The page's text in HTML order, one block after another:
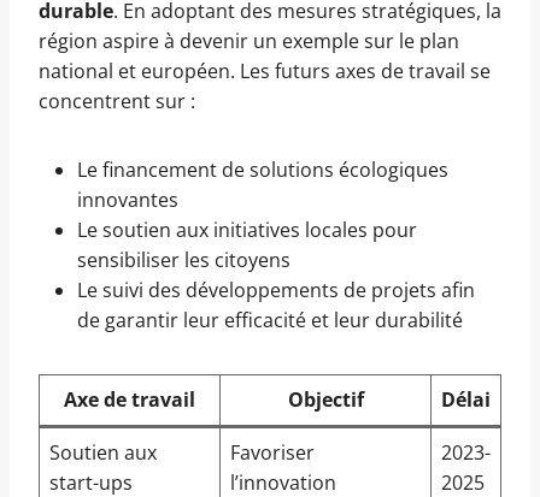
durable. En adoptant des mesures stratégiques, la
région aspire à devenir un exemple sur le plan
national et européen. Les futurs axes de travail se
concentrent sur :
Le financement de solutions écologiques
innovantes
Le soutien aux initiatives locales pour
sensibiliser les citoyens
Le suivi des développements de projets afin
de garantir leur efficacité et leur durabilité
Axe de travail Objectif
Délai
Soutien aux
start-ups
Favoriser
l’innovation
2023-
2025